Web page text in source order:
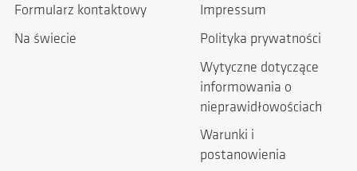
Formularz kontaktowy
Na świecie
Impressum
Polityka prywatności
Wytyczne dotyczące
informowania o
nieprawidłowościach
Warunki i
postanowienia